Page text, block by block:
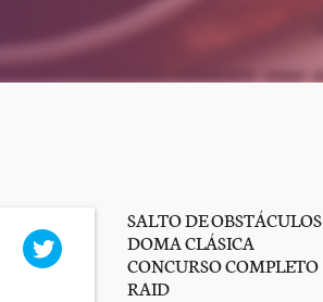
SALTO DE OBSTÁCULOS
DOMA CLÁSICA
CONCURSO COMPLETO
RAID